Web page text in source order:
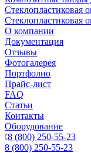
Стеклопластиковая
Стеклопластиковая
О компании
Документация
Отзывы
Фотогалерея
Портфолио
Прайс-лист
FAQ
Статьи
Контакты
Оборудование
8 (800) 250-55-23
8 (800) 250-55-23